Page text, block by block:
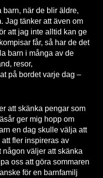
barn, när de blir äldre,
Jag tänker att även om
att jag inte alltid kan ge
får, så har de det
barn i många av de
resor,
på bordet varje dag –
att skänka pengar som
ger mig hopp om
en dag skulle välja att
fler inspireras av
väljer att skänka
oss att göra sommaren
för en barnfamilj